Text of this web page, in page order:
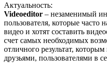
Актуальность:
Videoeditor – незаменимый
пользователя, которые часто
видео и хотят составить
счет самых необходимых
отличного результат,
друзьями, пользователями в